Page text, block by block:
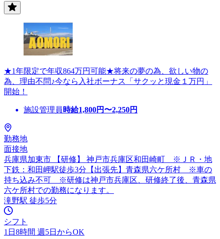
★1年限定で年収864万円可能★将来の夢の為、欲しい物の
為、理由不問♪今なら入社ボーナス「サクッと現金１万円」
開始！
施設管理員 時給1,800円〜2,250円
勤務地
面接地
兵庫県加東市 【研修】 神戸市兵庫区和田崎町 ※ＪＲ・地
下鉄：和田岬駅徒歩3分【出張先】青森県六ケ所村 ※車の
持ち込み不可 ※研修は神戸市兵庫区、研修終了後、青森県
六ケ所村での勤務になります。
滝野駅 徒歩5分
シフト
1日8時間 週5日からOK